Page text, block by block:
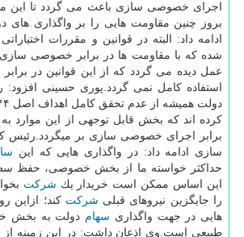
اجرای خصوصی سازی باعث می گردد تا این
بروز چنین مقاومت هایی را بر واگذاری های
ادامه داد: البته در قوانین و مقررات
شده كه با مقاومت ها در برابر خصوصی سازی
عمل دیده می گردد كه از این قوانین در برابر
استفاده كامل نمی گردد.پوری حسینی افزود:
كرده اند كه بخش قابل توجهی از این موارد
برابر اجرای خصوصی سازی بر میگردد.رئیس
سازی ادامه داد: در واگذاری هایی كه این
حداكثر خواسته ما از بخش خصوصی، حفظ
این اساس ممكن است خریدار یك شركت
را جایگزین نیروهای قبلی شركت كند؛ ازاین
هایی در جهت واگذاری سهام دولت به بخش
طبیعی است.وی اذعان داشت: در این زمینه